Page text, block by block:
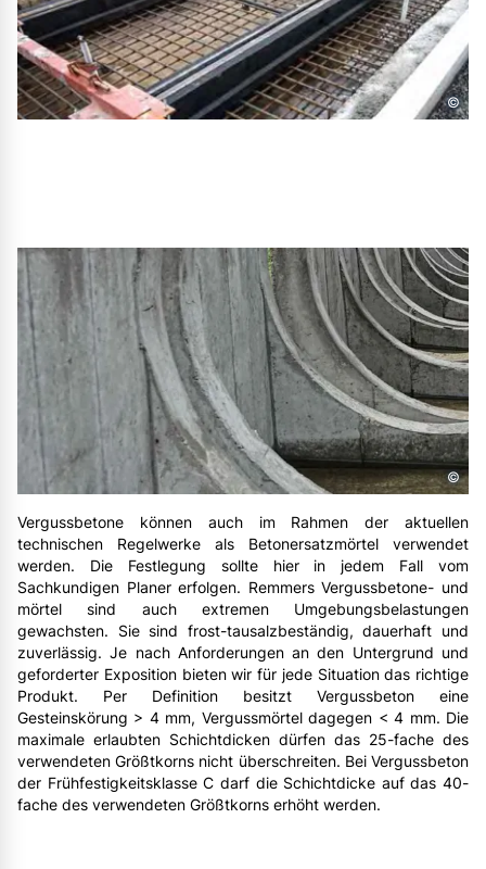
©
Vergussbetone können auch im Rahmen der aktuellen
technischen Regelwerke als Betonersatzmörtel verwendet
werden. Die Festlegung sollte hier in jedem Fall vom
Sachkundigen Planer erfolgen. Remmers Vergussbetone- und
mörtel sind auch extremen Umgebungsbelastungen
gewachsten. Sie sind frost-tausalzbeständig, dauerhaft und
zuverlässig. Je nach Anforderungen an den Untergrund und
geforderter Exposition bieten wir für jede Situation das richtige
Produkt. Per Definition besitzt Vergussbeton eine
Gesteinskörung > 4 mm, Vergussmörtel dagegen < 4 mm. Die
maximale erlaubten Schichtdicken dürfen das 25-fache des
verwendeten Größtkorns nicht überschreiten. Bei Vergussbeton
der Frühfestigkeitsklasse C darf die Schichtdicke auf das 40-
fache des verwendeten Größtkorns erhöht werden.
©